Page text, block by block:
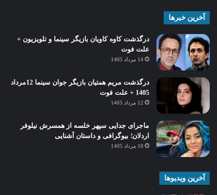
آخرین خبرها
درگذشت کاوه کاویان بازیگر سینما و تلویزیون +
علت فوت
14 مرداد 1405
درگذشت مریم همتیان بازیگر جوان سینما 12مرداد
1405 + علت فوت
12 مرداد 1405
ماجرای جدایی سپهر خلسه از همسرش نیلوفر
اردلان؛ بیوگرافی و داستان آشنایی
10 مرداد 1405
آخرین ویدیوها